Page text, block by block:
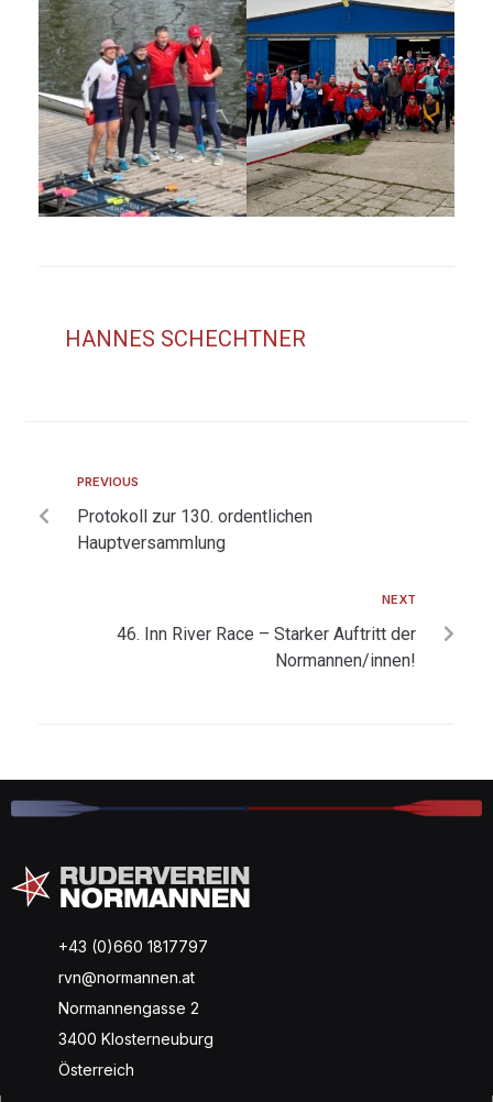
HANNES SCHECHTNER
PREVIOUS
Protokoll zur 130. ordentlichen
Hauptversammlung
NEXT
46. Inn River Race – Starker Auftritt der
Normannen/innen!
+43 (0)660 1817797
rvn@normannen.at
Normannengasse 2
3400 Klosterneuburg
Österreich